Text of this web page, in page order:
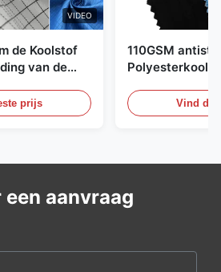
VIDEO
de Koolstof
van de
prijs
110GSM
Vind de
een aanvraag